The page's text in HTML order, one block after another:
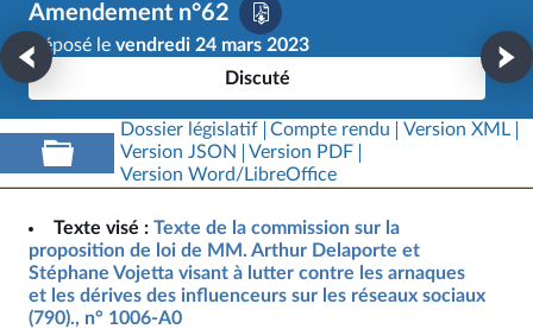
Amendement n°62
Déposé le vendredi 24 mars 2023
Discuté
Dossier législatif Compte rendu
Version XML
Version JSON
Version PDF
Version Word/LibreOffice
Texte visé : Texte de la commission sur la
proposition de loi de MM. Arthur Delaporte et
Stéphane Vojetta visant à lutter contre les arnaques
et les dérives des influenceurs sur les réseaux sociaux
(790)., n° 1006-A0